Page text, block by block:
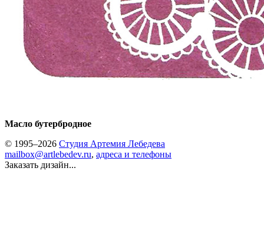
Масло бутербродное
© 1995–2026 Студия Артемия Лебедева
mailbox@artlebedev.ru, адреса и телефоны
Заказать дизайн...